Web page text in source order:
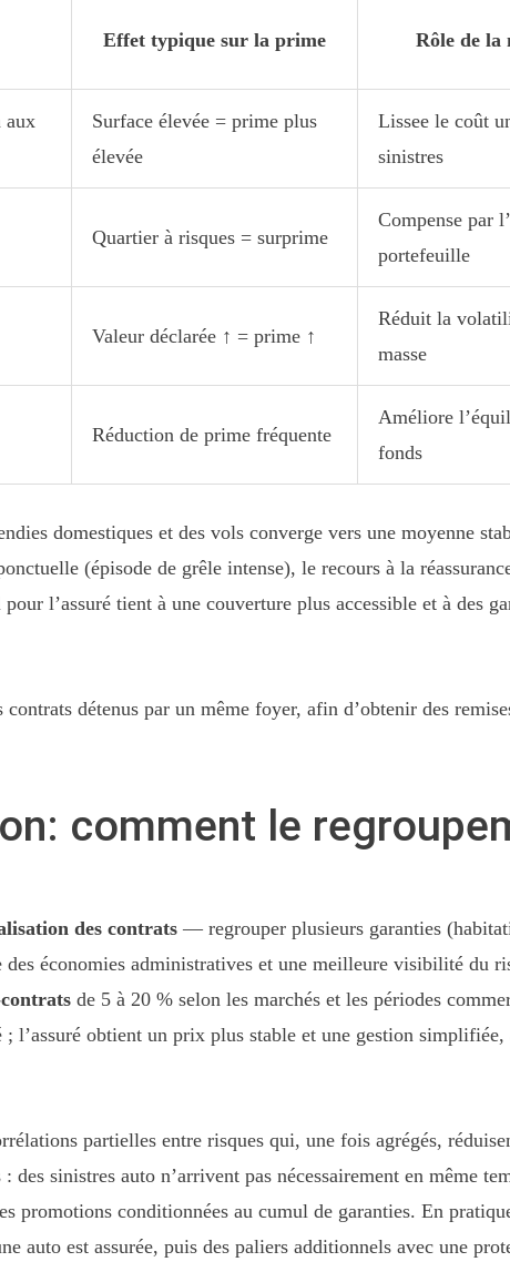
Effet typique sur la prime Rôle de la
aux
Surface élevée = prime plus
élevée
Lissee le coût
sinistres
Quartier à risques = surprime
Compense par
portefeuille
Valeur déclarée ↑ = prime ↑
Réduit la
masse
Réduction de prime fréquente
Améliore
fonds
domestiques et des vols converge vers une moyenne
(épisode de grêle intense), le recours à la
l’assuré tient à une couverture plus accessible et à des
détenus par un même foyer, afin d’obtenir des
comment le
des contrats — regrouper plusieurs garanties
économies administratives et une meilleure visibilité du
de 5 à 20 % selon les marchés et les périodes
obtient un prix plus stable et une gestion simplifiée,
partielles entre risques qui, une fois agrégés,
sinistres auto n’arrivent pas nécessairement en même
promotions conditionnées au cumul de garanties. En
auto est assurée, puis des paliers additionnels avec une